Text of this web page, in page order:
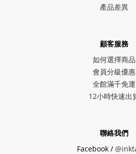
產品差異
顧客服務
如何選擇商品
會員分級優惠
全館滿千免運
12小時快速出
聯絡我們
Facebook /